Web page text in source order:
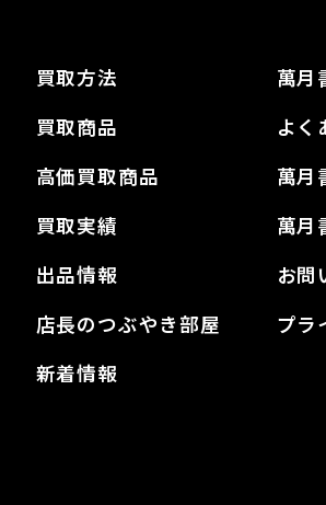
買取方法
買取商品
高価買取商品
買取実績
出品情報
店長のつぶやき部屋
新着情報
萬月
よく
萬月
萬月
お問
プラ